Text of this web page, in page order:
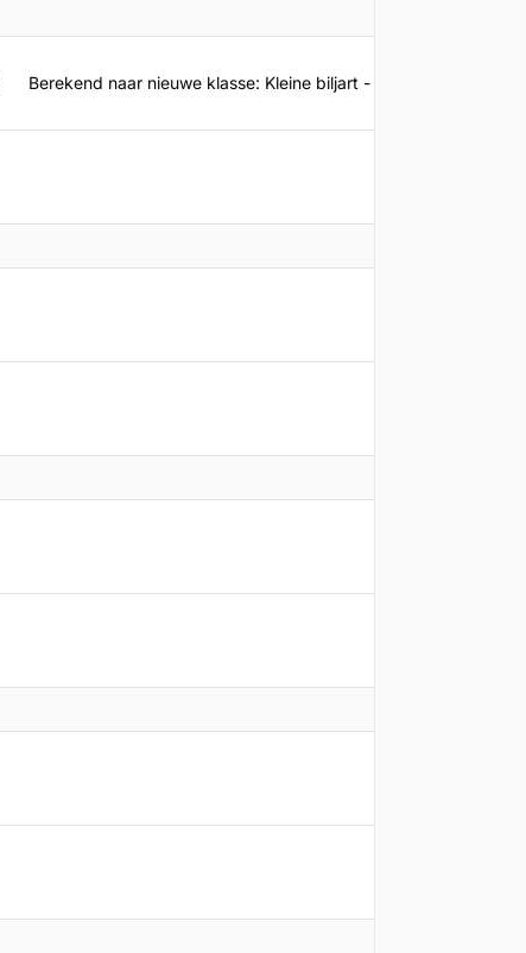
Berekend naar nieuwe klasse: Kleine biljart - Bandstoten - 2c